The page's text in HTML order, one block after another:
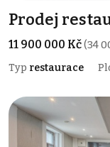
Prodej
11 900 000 Kč(34
Typ restaurace